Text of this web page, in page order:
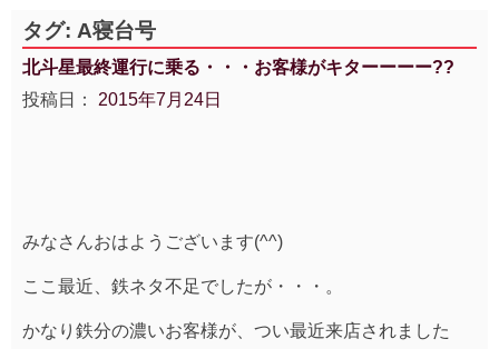
タグ: A寝台号
北斗星最終運行に乗る・・・お客様がキターーーー??
投稿日： 2015年7月24日
みなさんおはようございます(^^)
ここ最近、鉄ネタ不足でしたが・・・。
かなり鉄分の濃いお客様が、つい最近来店されました